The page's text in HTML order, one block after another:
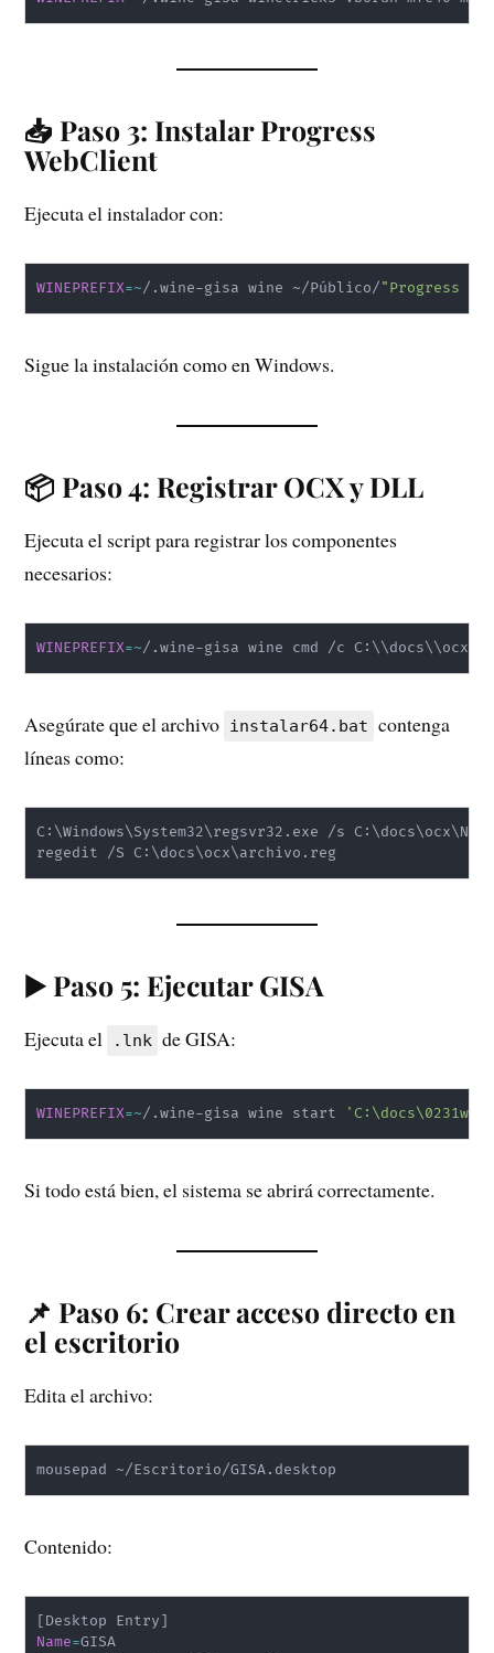
📥 Paso 3: Instalar Progress
WebClient
Ejecuta el instalador con:
WINEPREFIX=~/.wine-gisa wine ~/Público/"Progress
Sigue la instalación como en Windows.
📦 Paso 4: Registrar OCX y DLL
Ejecuta el script para registrar los componentes
necesarios:
WINEPREFIX=~/.wine-gisa wine cmd /c C: \\docs\\ocx
Asegúrate que el archivo instalar64.bat contenga
líneas como:
C: \Windows\System32\regsvr32.exe /s C: \docs\ocx\
regedit /S C: \docs\ocx\archivo.reg
▶️ Paso 5: Ejecutar GISA
Ejecuta el .lnk de GISA:
WINEPREFIX=~/.wine-gisa wine start
Si todo está bien, el sistema se abrirá correctamente.
📌 Paso 6: Crear acceso directo en
el escritorio
Edita el archivo:
mousepad ~/Escritorio/GISA.desktop
Contenido:
[Desktop Entry]
Name=